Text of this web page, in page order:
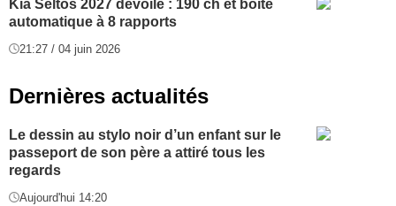
Kia Seltos 2027 dévoilé : 190 ch et boîte
automatique à 8 rapports
21:27 / 04 juin 2026
Dernières actualités
Le dessin au stylo noir d’un enfant sur le
passeport de son père a attiré tous les
regards
Aujourd'hui 14:20